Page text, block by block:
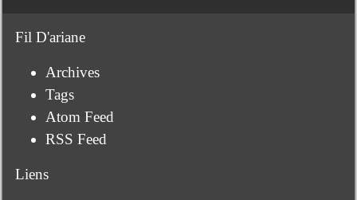
Fil D'ariane
Archives
Tags
Atom Feed
RSS Feed
Liens